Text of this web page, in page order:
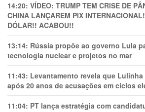
14:20: VÍDEO: TRUMP TEM CRlSE DE
CHINA LANÇAREM PIX
DÓLAR!! ACABOU!!
13:14: Rússia propõe ao governo Lula
tecnologia nuclear e projetos no mar
11:43: Levantamento revela que
após 20 anos de acusações em ciclos
11:04: PT lança estratégia com